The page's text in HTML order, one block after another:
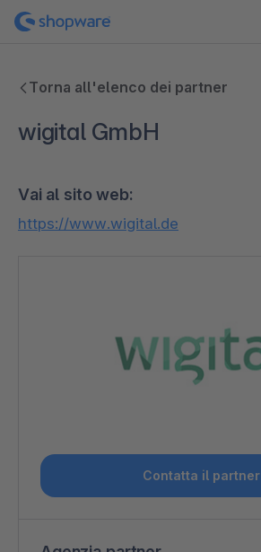
Torna all'elenco dei partner
wigital GmbH
Vai al sito web:
https://www.wigital.de
Contatta il partner